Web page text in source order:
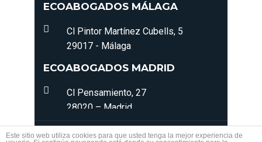
ECOABOGADOS MÁLAGA
Cl Pintor Martínez Cubells, 5
29017 - Málaga
ECOABOGADOS MADRID
Cl Pensamiento, 27
28020 – Madrid
© 2022 - 2026 ECOABOGADOS. Todos los derechos
Este sitio web utiliza cookies para que usted tenga la mejor experiencia de